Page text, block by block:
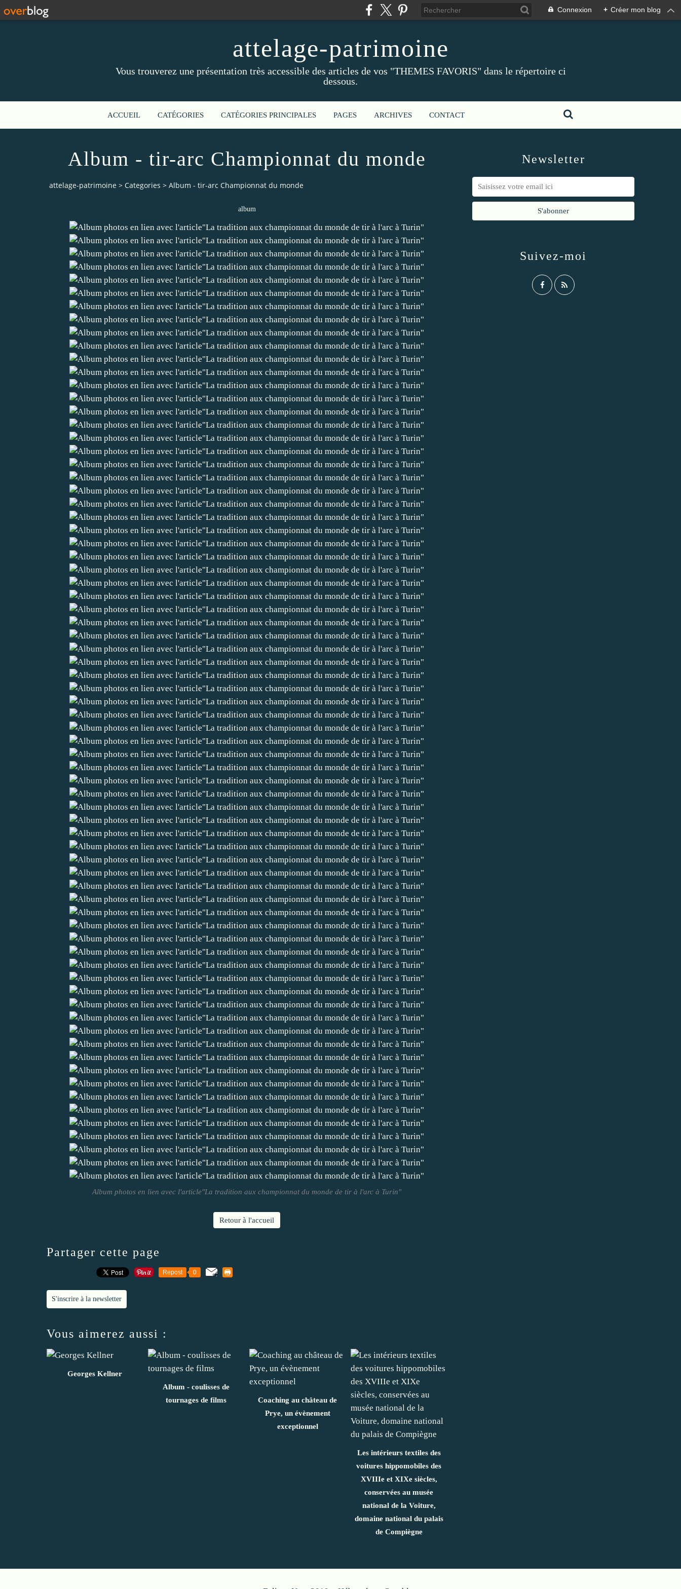
Connexion + Créer mon blog
attelage-patrimoine
Vous trouverez une présentation très accessible des articles de vos "THEMES FAVORIS" dans le répertoire ci
dessous.
ACCUEIL CATÉGORIES CATÉGORIES PRINCIPALES PAGES ARCHIVES CONTACT
Album - tir-arc Championnat du monde
attelage-patrimoine > Categories > Album - tir-arc Championnat du monde
album
Album photos en lien avec l'article"La tradition aux championnat du monde de tir à l'arc à Turin"
Retour à l'accueil
Partager cette page
Repost 0
S'inscrire à la newsletter
Vous aimerez aussi :
Georges Kellner
Album - coulisses de
tournages de films
Coaching au château de
Prye, un évènement
exceptionnel
Les intérieurs textiles des
voitures hippomobiles des
XVIIIe et XIXe siècles,
conservées au musée
national de la Voiture,
domaine national du palais
de Compiègne
Newsletter
Suivez-moi